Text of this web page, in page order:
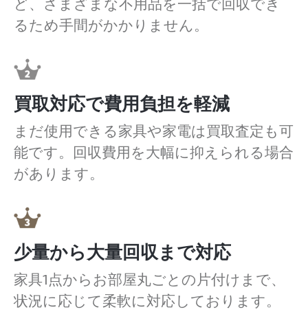
るため手間がかかりません。
買取対応で費用負担を軽減
まだ使用できる家具や家電は買取査定も可
能です。回収費用を大幅に抑えられる場合
があります。
少量から大量回収まで対応
家具1点からお部屋丸ごとの片付けまで、
状況に応じて柔軟に対応しております。